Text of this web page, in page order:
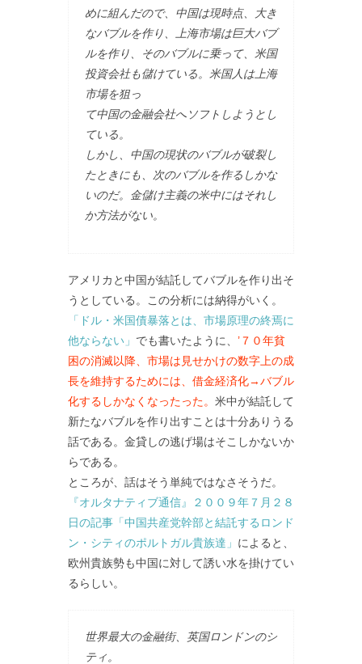
めに組んだので、中国は現時点、大き
なバブルを作り、上海市場は巨大バブ
ルを作り、そのバブルに乗って、米国
投資会社も儲けている。米国人は上海
市場を狙っ
て中国の金融会社へソフトしようとし
ている。
しかし、中国の現状のバブルが破裂し
たときにも、次のバブルを作るしかな
いのだ。金儲け主義の米中にはそれし
か方法がない。
アメリカと中国が結託してバブルを作り出そ
うとしている。この分析には納得がいく。
「ドル・米国債暴落とは、市場原理の終焉に
他ならない」 でも書いたように、 ’７０年貧
困の消滅以降、市場は見せかけの数字上の成
長を維持するためには、借金経済化→バブル
化するしかなくなったった。 米中が結託して
新たなバブルを作り出すことは十分ありうる
話である。金貸しの逃げ場はそこしかないか
らである。
ところが、話はそう単純ではなさそうだ。
『オルタナティブ通信』２００９年７月２８
日の記事「中国共産党幹部と結託するロンド
ン・シティのポルトガル貴族達」 によると、
欧州貴族勢も中国に対して誘い水を掛けてい
るらしい。
世界最大の金融街、英国ロンドンのシ
ティ。